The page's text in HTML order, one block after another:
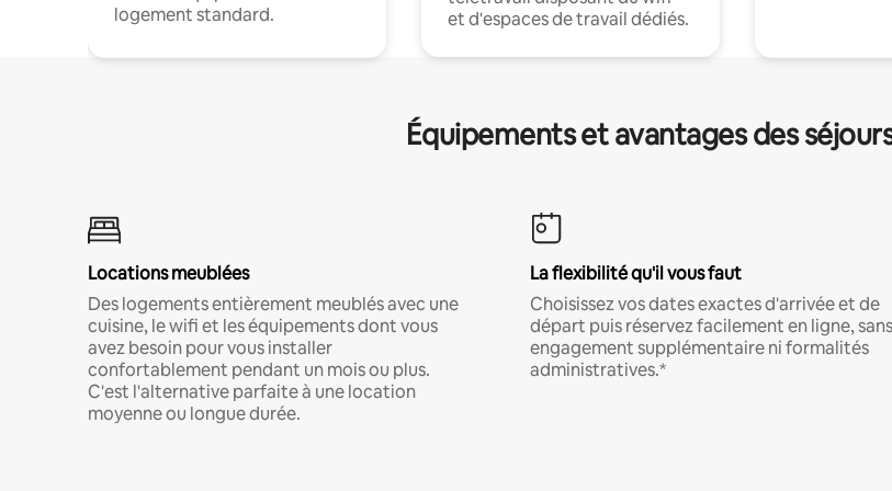
logement standard.
et d'espaces de travail dédiés.
Équipements et avantages des
Locations meublées
Des logements entièrement meublés avec une
cuisine, le wifi et les équipements dont vous
avez besoin pour vous installer
confortablement pendant un mois ou plus.
C'est l'alternative parfaite à une location
moyenne ou longue durée.
La flexibilité qu'il vous faut
Choisissez vos dates exactes d'arrivée et de
départ puis réservez facilement en ligne, sans
engagement supplémentaire ni formalités
administratives.*